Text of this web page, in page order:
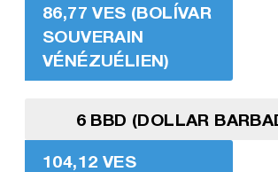
86,77 VES (BOLÍVAR
SOUVERAIN
VÉNÉZUÉLIEN)
6 BBD (DOLLAR
104,12 VES